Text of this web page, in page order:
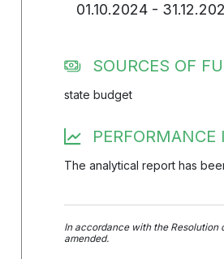
01.10.2024 -
SOURCES OF
state budget
PERFORMANCE
The analytical report has
In accordance with the Resolution
amended.